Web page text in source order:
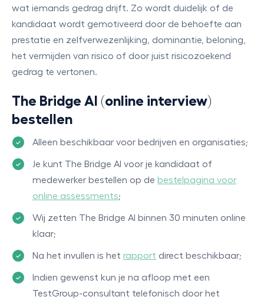
wat iemands gedrag drijft. Zo wordt duidelijk of de
kandidaat wordt gemotiveerd door de behoefte aan
prestatie en zelfverwezenlijking, dominantie, beloning,
het vermijden van risico of door juist risicozoekend
gedrag te vertonen.
The Bridge AI (online interview)
bestellen
Alleen beschikbaar voor bedrijven en organisaties;
Je kunt The Bridge AI voor je kandidaat of
medewerker bestellen op de bestelpagina voor
online assessments;
Wij zetten The Bridge AI binnen 30 minuten online
klaar;
Na het invullen is het rapport direct beschikbaar;
Indien gewenst kun je na afloop met een
TestGroup-consultant telefonisch door het